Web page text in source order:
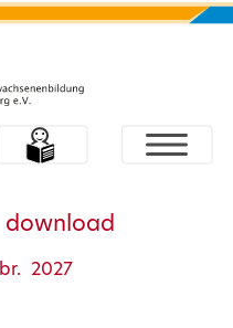
2027